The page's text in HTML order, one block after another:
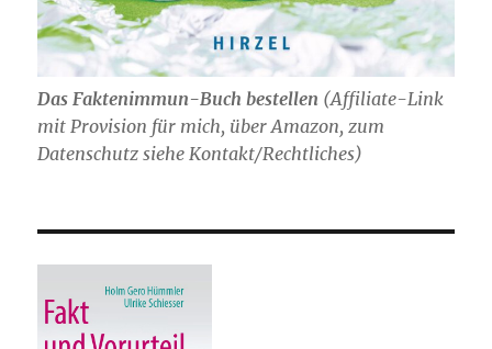
Das Faktenimmun-Buch bestellen (Affiliate-Link
mit Provision für mich, über Amazon, zum
Datenschutz siehe Kontakt/Rechtliches)